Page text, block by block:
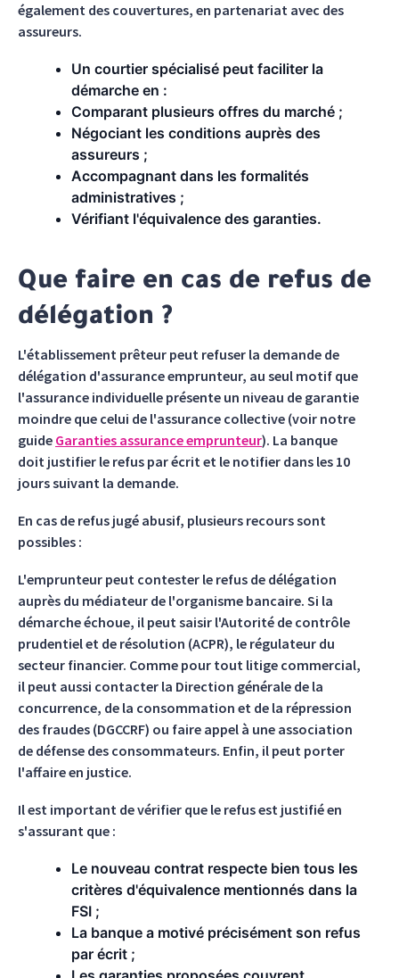
également des couvertures, en partenariat avec des
assureurs.
Un courtier spécialisé peut faciliter la
démarche en :
Comparant plusieurs offres du marché ;
Négociant les conditions auprès des
assureurs ;
Accompagnant dans les formalités
administratives ;
Vérifiant l'équivalence des garanties.
Que faire en cas de refus de
délégation ?
L'établissement prêteur peut refuser la demande de
délégation d'assurance emprunteur, au seul motif que
l'assurance individuelle présente un niveau de garantie
moindre que celui de l'assurance collective (voir notre
guide Garanties assurance emprunteur). La banque
doit justifier le refus par écrit et le notifier dans les 10
jours suivant la demande.
En cas de refus jugé abusif, plusieurs recours sont
possibles :
L'emprunteur peut contester le refus de délégation
auprès du médiateur de l'organisme bancaire. Si la
démarche échoue, il peut saisir l'Autorité de contrôle
prudentiel et de résolution (ACPR), le régulateur du
secteur financier. Comme pour tout litige commercial,
il peut aussi contacter la Direction générale de la
concurrence, de la consommation et de la répression
des fraudes (DGCCRF) ou faire appel à une association
de défense des consommateurs. Enfin, il peut porter
l'affaire en justice.
Il est important de vérifier que le refus est justifié en
s'assurant que :
Le nouveau contrat respecte bien tous les
critères d'équivalence mentionnés dans la
FSI ;
La banque a motivé précisément son refus
par écrit ;